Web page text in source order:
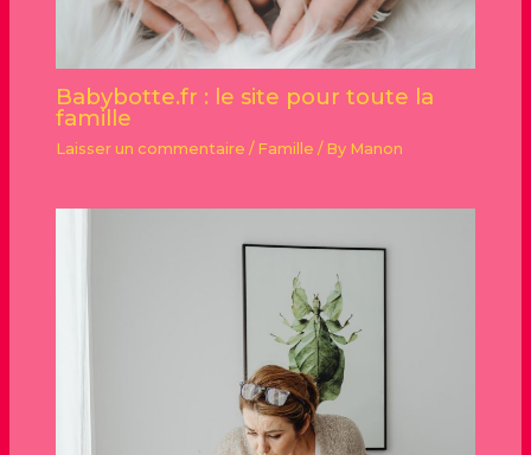
Babybotte.fr : le site pour toute la
famille
Laisser un commentaire / Famille / By Manon